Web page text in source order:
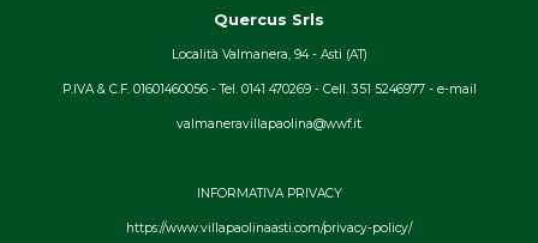
Quercus Srls
Località Valmanera, 94 - Asti (AT)
P.IVA & C.F. 01601460056 - Tel. 0141 470269 - Cell. 351 5246977 - e-mail
valmaneravillapaolina@wwf.it
INFORMATIVA PRIVACY
https://www.villapaolinaasti.com/privacy-policy/